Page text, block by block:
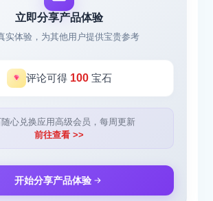
立即分享产品体验
实体验，为其他用户提供宝贵参考
评论可得 100宝石
心兑换应用高级会员，每周更新
前往查看 >>
开始分享产品体验